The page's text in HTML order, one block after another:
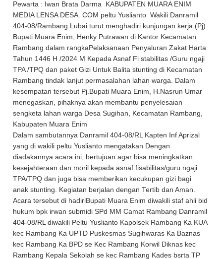
Pewarta : Iwan Brata Darma KABUPATEN MUARA ENIM
MEDIA LENSA DESA. COM peltu Yuslianto Wakili Danramil
404-08/Rambang Lubai turut menghadiri kunjungan kerja (Pj)
Bupati Muara Enim, Henky Putrawan di Kantor Kecamatan
Rambang dalam rangkaPelaksanaan Penyaluran Zakat Harta
Tahun 1446 H /2024 M Kepada Asnaf Fi stabilitas /Guru ngaji
TPA /TPQ dan paket Gizi Untuk Balita stunting di Kecamatan
Rambang tindak lanjut permasalahan lahan warga. Dalam
kesempatan tersebut Pj.Bupati Muara Enim, H.Nasrun Umar
menegaskan, pihaknya akan membantu penyelesaian
sengketa lahan warga Desa Sugihan, Kecamatan Rambang,
Kabupaten Muara Enim
Dalam sambutannya Danramil 404-08/RL Kapten Inf Aprizal
yang di wakili peltu Yuslianto mengatakan Dengan
diadakannya acara ini, bertujuan agar bisa meningkatkan
kesejahteraan dan moril kepada asnaf fisabilitas/guru ngaji
TPA/TPQ dan juga bisa memberikan kecukupan gizi bagi
anak stunting. Kegiatan berjalan dengan Tertib dan Aman.
Acara tersebut di hadiriBupati Muara Enim diwakili staf ahli bid
hukum bpk irwan submidi SPd MM Camat Rambang Danramil
404-08/RL diwakili Peltu Yuslianto Kapolsek Rambang Ka KUA
kec Rambang Ka UPTD Puskesmas Sugihwaras Ka Baznas
kec Rambang Ka BPD se Kec Rambang Korwil Diknas kec
Rambang Kepala Sekolah se kec Rambang Kades bsrta TP